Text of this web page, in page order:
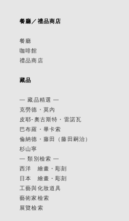
餐廳／禮品商店
餐廳
咖啡館
禮品商店
藏品
— 藏品精選 —
克勞德・莫內
皮耶-奧古斯特・雷諾瓦
巴布羅・畢卡索
倫納德・藤田（藤田嗣治）
杉山寧
— 類別檢索 —
西洋 繪畫・彫刻
日本 繪畫・彫刻
工藝與化妝道具
藝術家檢索
展覽檢索